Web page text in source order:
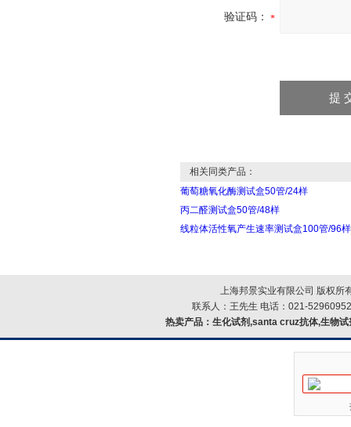
验证码：
相关同类产品：
葡萄糖氧化酶测试盒50管/24样
丙二醛测试盒50管/48样
线粒体活性氧产生速率测试盒100管/96样
上海邦景实业有限公司 版权所
联系人：王先生 电话：021-
热卖产品： 生化试剂,santa cruz抗体,生物